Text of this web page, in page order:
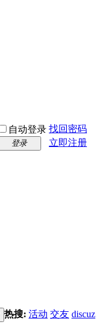
自动登录 找回密码
登录
立即注册
热搜: 活动 交友 discuz